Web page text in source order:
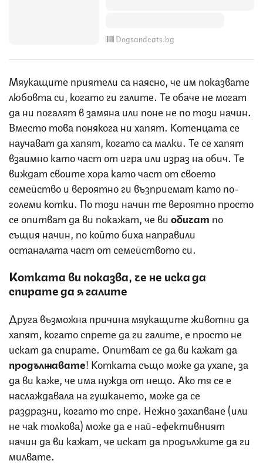
Dogsandcats.bg
Мяукащите приятели са наясно, че им показвате
любовта си, когато ги галите. Те обаче не могат
да ни погалят в замяна или поне не по този начин.
Вместо това понякога ни хапят. Котенцата се
научават да хапят, когато са малки. Те се хапят
взаимно като част от игра или израз на обич. Те
виждат своите хора като част от своето
семейство и вероятно ги възприемат като по-
големи котки. По този начин те вероятно просто
се опитват да ви покажат, че виобичат по
същия начин, по който биха направили
останалата част от семейството си.
Котката ви показва, че не иска да
спирате да я галите
Друга възможна причина мяукащите животни да
хапят, когато спрете да ги галите, е просто не
искат да спирате. Опитват се да ви кажат да
продължавате! Котката също може да ухапе, за
да ви каже, че има нужда от нещо. Ако тя се е
наслаждавала на гушкането, може да се
раздразни, когато то спре. Нежно захапване (или
не чак толкова) може да е най-ефективният
начин да ви кажат, че искат да продължите да ги
милвате.